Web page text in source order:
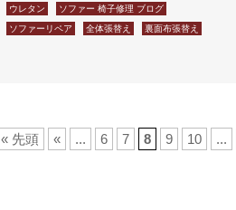
ウレタン
ソファー 椅子修理 ブログ
ソファーリペア
全体張替え 裏面布張替え
« 先頭 « ... 6 7 8 9 10 ...